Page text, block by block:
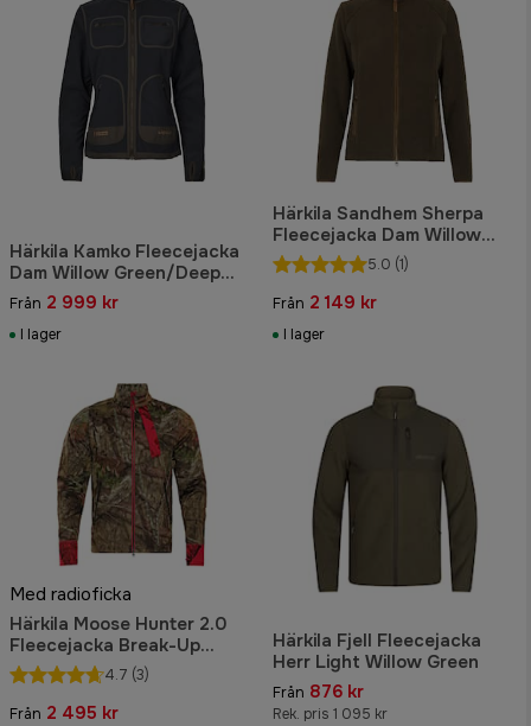
Härkila Kamko Fleecejacka
Dam Willow Green/Deep
Well Purple
Från 2 999 kr
I lager
Härkila Sandhem Sherpa
Fleecejacka Dam Willow
Green
5.0 (1)
Från 2 149 kr
I lager
Med radioficka
Härkila Moose Hunter 2.0
Fleecejacka Break-Up
Country/MossyOak Red
4.7 (3)
Från 2 495 kr
Härkila Fjell Fleecejacka
Herr Light Willow Green
Från 876 kr
Rek. pris 1 095 kr